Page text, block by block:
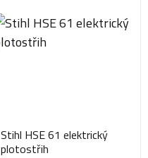
Stihl HSE 61 elektrický
plotostřih